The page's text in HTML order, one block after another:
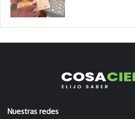
Nuestras redes